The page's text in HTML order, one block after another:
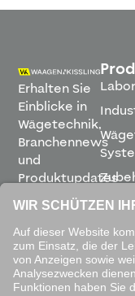
Erhalten Sie
Einblicke in
Wägetechnik,
Branchennews
und
Produktupdates
direkt in
Ihren
Posteingang.